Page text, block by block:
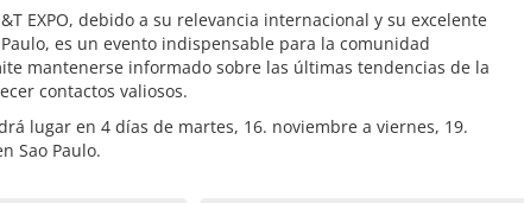
EXPO, debido a su relevancia internacional y su excelente
es un evento indispensable para la comunidad
mantenerse informado sobre las últimas tendencias de la
contactos valiosos.
lugar en 4 días de martes, 16. noviembre a viernes, 19.
Sao Paulo.